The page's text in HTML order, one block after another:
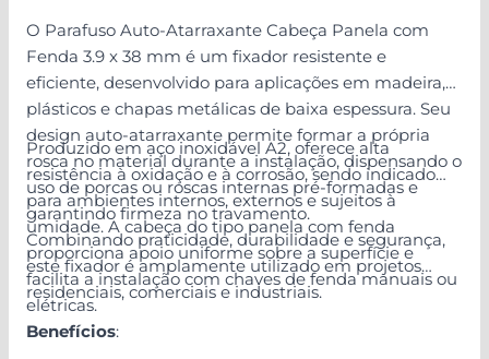
O Parafuso Auto-Atarraxante Cabeça Panela com
Fenda 3.9 x 38 mm é um fixador resistente e
eficiente, desenvolvido para aplicações em madeira,
plásticos e chapas metálicas de baixa espessura. Seu
design auto-atarraxante permite formar a própria
rosca no material durante a instalação, dispensando o
uso de porcas ou roscas internas pré-formadas e
garantindo firmeza no travamento.
Produzido em aço inoxidável A2, oferece alta
resistência à oxidação e à corrosão, sendo indicado
para ambientes internos, externos e sujeitos à
umidade. A cabeça do tipo panela com fenda
proporciona apoio uniforme sobre a superfície e
facilita a instalação com chaves de fenda manuais ou
elétricas.
Combinando praticidade, durabilidade e segurança,
este fixador é amplamente utilizado em projetos
residenciais, comerciais e industriais.
Benefícios: